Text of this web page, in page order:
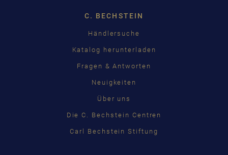
C. BECHSTEIN
Händlersuche
Katalog herunterladen
Fragen & Antworten
Neuigkeiten
Über uns
Die C. Bechstein Centren
Carl Bechstein Stiftung